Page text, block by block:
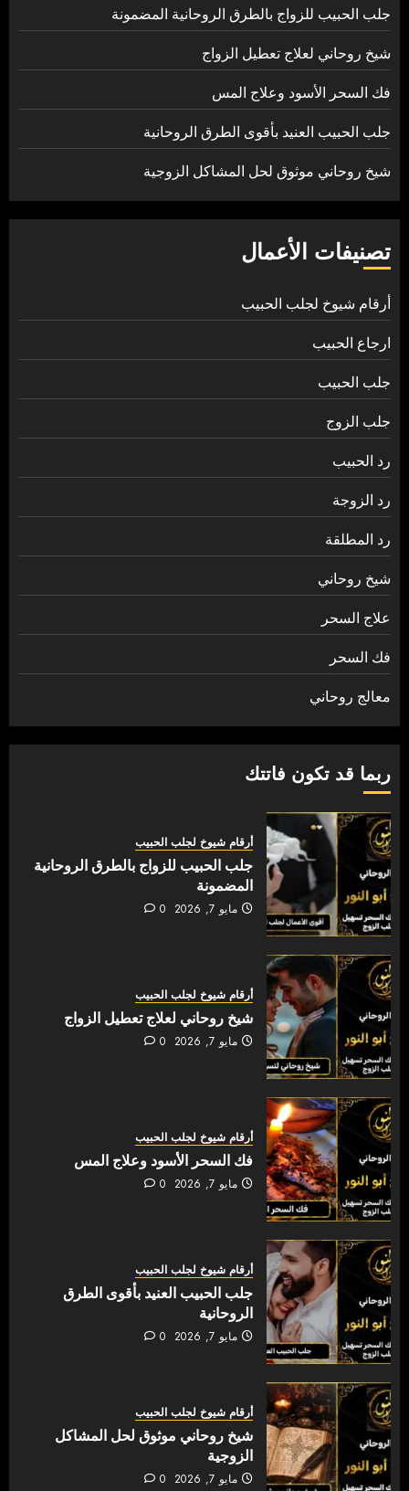
جلب الحبيب للزواج بالطرق الروحانية المضمونة
شيخ روحاني لعلاج تعطيل الزواج
فك السحر الأسود وعلاج المس
جلب الحبيب العنيد بأقوى الطرق الروحانية
شيخ روحاني موثوق لحل المشاكل الزوجية
تصنيفات الأعمال
أرقام شيوخ لجلب الحبيب
ارجاع الحبيب
جلب الحبيب
جلب الزوج
رد الحبيب
رد الزوجة
رد المطلقة
شيخ روحاني
علاج السحر
فك السحر
معالج روحاني
ربما قد تكون فاتتك
أرقام شيوخ لجلب الحبيب
جلب الحبيب للزواج بالطرق الروحانية
المضمونة
مايو 7, 2026 0
أرقام شيوخ لجلب الحبيب
شيخ روحاني لعلاج تعطيل الزواج
مايو 7, 2026 0
أرقام شيوخ لجلب الحبيب
فك السحر الأسود وعلاج المس
مايو 7, 2026 0
أرقام شيوخ لجلب الحبيب
جلب الحبيب العنيد بأقوى الطرق
الروحانية
مايو 7, 2026 0
أرقام شيوخ لجلب الحبيب
شيخ روحاني موثوق لحل المشاكل
الزوجية
مايو 7, 2026 0